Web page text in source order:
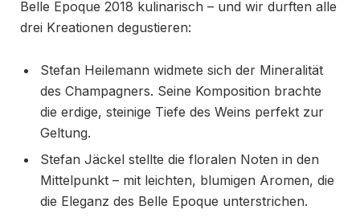
Belle Epoque 2018 kulinarisch – und wir durften alle
drei Kreationen degustieren:
Stefan Heilemann widmete sich der Mineralität
des Champagners. Seine Komposition brachte
die erdige, steinige Tiefe des Weins perfekt zur
Geltung.
Stefan Jäckel stellte die floralen Noten in den
Mittelpunkt – mit leichten, blumigen Aromen, die
die Eleganz des Belle Epoque unterstrichen.